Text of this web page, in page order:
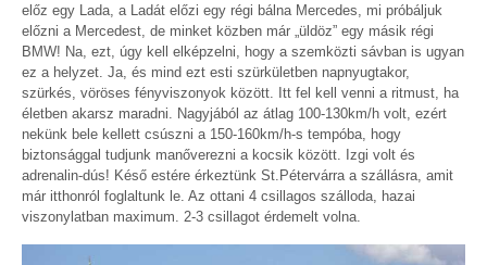
előz egy Lada, a Ladát előzi egy régi bálna Mercedes, mi próbáljuk
előzni a Mercedest, de minket közben már „üldöz” egy másik régi
BMW! Na, ezt, úgy kell elképzelni, hogy a szemközti sávban is ugyan
ez a helyzet. Ja, és mind ezt esti szürkületben napnyugtakor,
szürkés, vöröses fényviszonyok között. Itt fel kell venni a ritmust, ha
életben akarsz maradni. Nagyjából az átlag 100-130km/h volt, ezért
nekünk bele kellett csúszni a 150-160km/h-s tempóba, hogy
biztonsággal tudjunk manőverezni a kocsik között. Izgi volt és
adrenalin-dús! Késő estére érkeztünk St.Pétervárra a szállásra, amit
már itthonról foglaltunk le. Az ottani 4 csillagos szálloda, hazai
viszonylatban maximum. 2-3 csillagot érdemelt volna.